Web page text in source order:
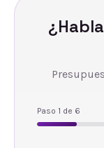
Paso 1 de 6